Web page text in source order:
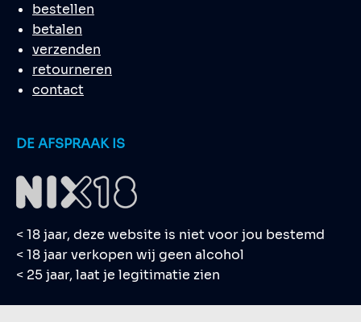
bestellen
betalen
verzenden
retourneren
contact
DE AFSPRAAK IS
< 18 jaar, deze website is niet voor jou bestemd
< 18 jaar verkopen wij geen alcohol
< 25 jaar, laat je legitimatie zien